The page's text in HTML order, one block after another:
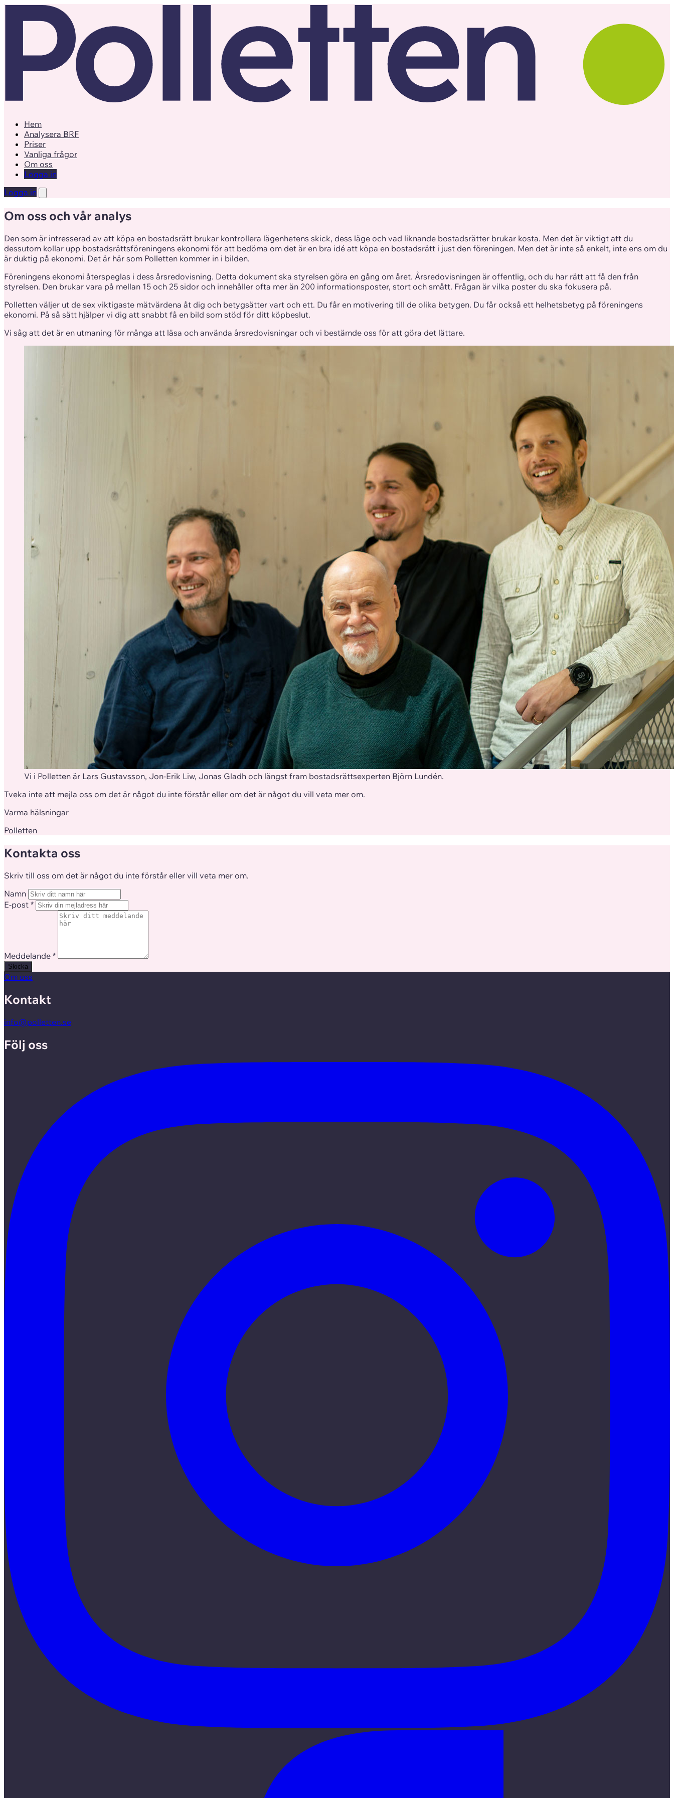
Hem
Analysera BRF
Priser
Vanliga frågor
Om oss
Logga in
Logga in
Om oss och vår analys
Den som är intresserad av att köpa en bostadsrätt brukar kontrollera lägenhetens skick, dess läge och vad liknande bostadsrätter brukar kosta. Men det är viktigt att du
dessutom kollar upp bostadsrättsföreningens ekonomi för att bedöma om det är en bra idé att köpa en bostadsrätt i just den föreningen. Men det är inte så enkelt, inte ens om du
är duktig på ekonomi. Det är här som Polletten kommer in i bilden.
Föreningens ekonomi återspeglas i dess årsredovisning. Detta dokument ska styrelsen göra en gång om året. Årsredovisningen är offentlig, och du har rätt att få den från
styrelsen. Den brukar vara på mellan 15 och 25 sidor och innehåller ofta mer än 200 informationsposter, stort och smått. Frågan är vilka poster du ska fokusera på.
Polletten väljer ut de sex viktigaste mätvärdena åt dig och betygsätter vart och ett. Du får en motivering till de olika betygen. Du får också ett helhetsbetyg på föreningens
ekonomi. På så sätt hjälper vi dig att snabbt få en bild som stöd för ditt köpbeslut.
Vi såg att det är en utmaning för många att läsa och använda årsredovisningar och vi bestämde oss för att göra det lättare.
Vi i Polletten är Lars Gustavsson, Jon-Erik Liw, Jonas Gladh och längst fram bostadsrättsexperten Björn Lundén.
Tveka inte att mejla oss om det är något du inte förstår eller om det är något du vill veta mer om.
Varma hälsningar
Polletten
Kontakta oss
Skriv till oss om det är något du inte förstår eller vill veta mer om.
Namn
E-post *
Meddelande *
Skicka
Om oss
Kontakt
info@polletten.se
Följ oss